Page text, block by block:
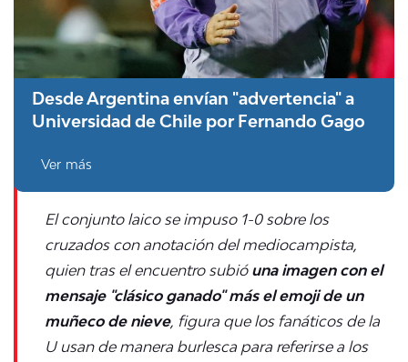
Desde Argentina envían "advertencia" a
Universidad de Chile por Fernando Gago
Ver más
El conjunto laico se impuso 1-0 sobre los
cruzados con anotación del mediocampista,
quien tras el encuentro subió una imagen con el
mensaje "clásico ganado" más el emoji de un
muñeco de nieve, figura que los fanáticos de la
U usan de manera burlesca para referirse a los